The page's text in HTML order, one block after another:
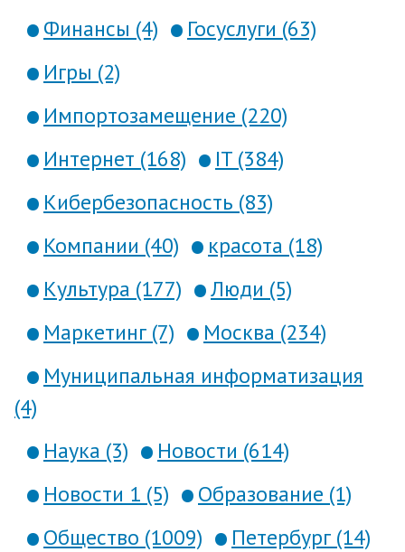
Финансы (4)
Госуслуги (63)
Игры (2)
Импортозамещение (220)
Интернет (168)
IT (384)
Кибербезопасность (83)
Компании (40)
красота (18)
Культура (177)
Люди (5)
Маркетинг (7)
Москва (234)
Муниципальная информатизация
(4)
Наука (3)
Новости (614)
Новости 1 (5)
Образование (1)
Общество (1009)
Петербург (14)